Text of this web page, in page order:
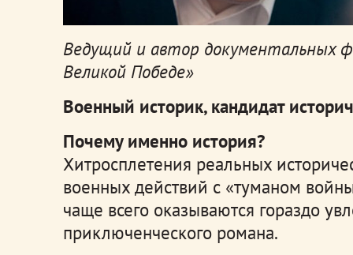
Ведущий и автор документальных
Великой Победе»
Военный историк, кандидат
Почему именно история?
Хитросплетения реальных
военных действий с «туманом
чаще всего оказываются гораздо
приключенческого романа.